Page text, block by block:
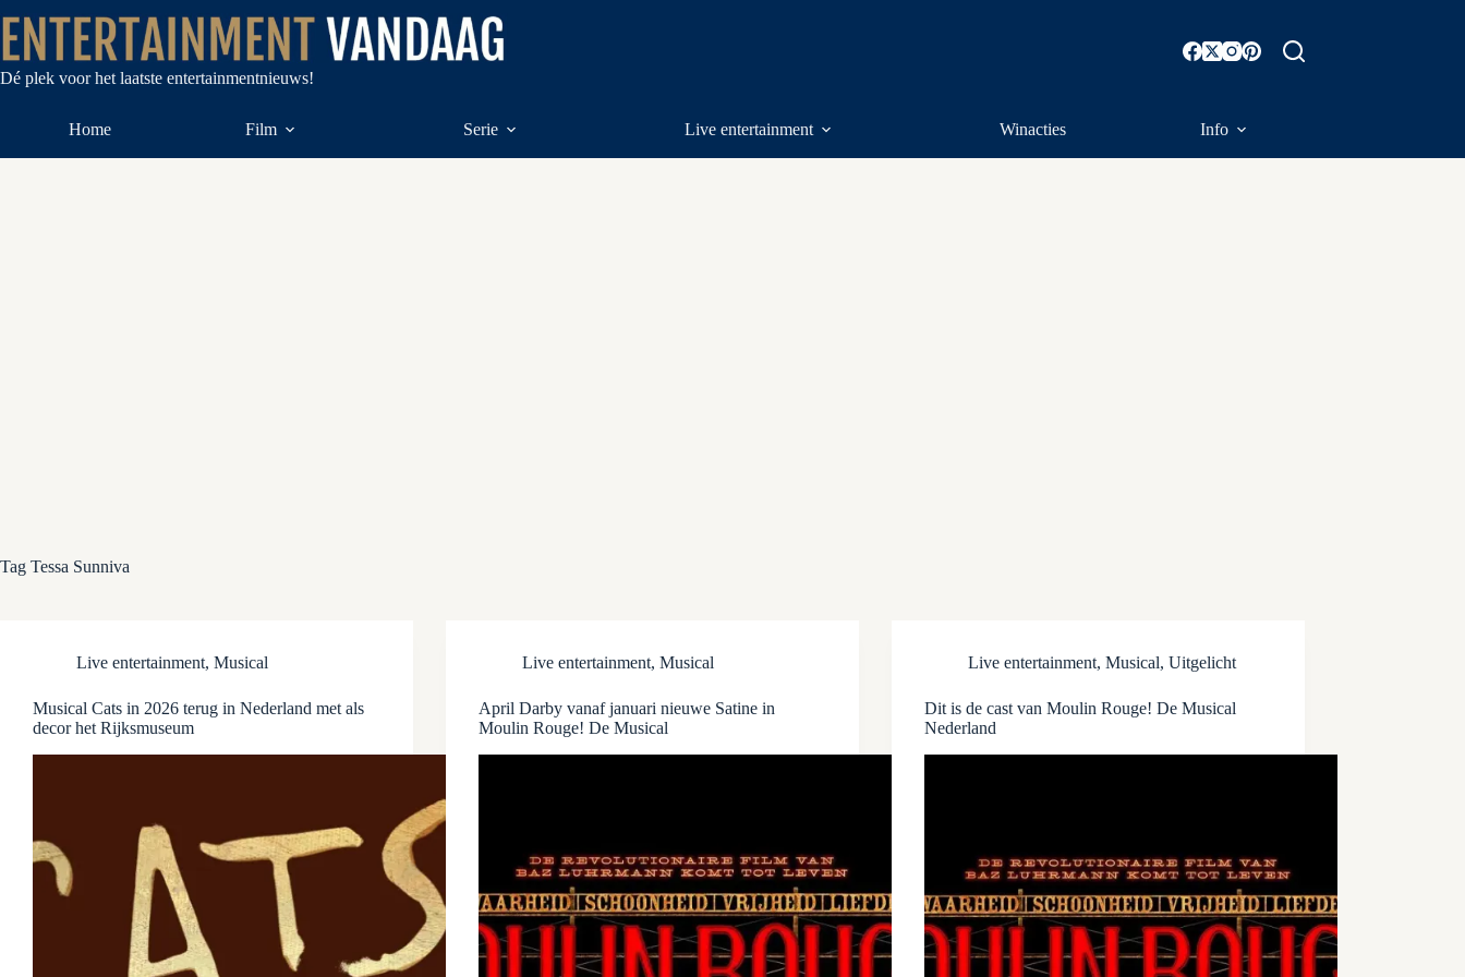
naar
de
inhoud
Dé plek voor het laatste entertainmentnieuws!
Home Film Serie Live entertainment Winacties Info
Tag Tessa Sunniva
Live entertainment, Musical
Musical Cats in 2026 terug in Nederland met als
decor het Rijksmuseum
Live entertainment, Musical
April Darby vanaf januari nieuwe Satine in
Moulin Rouge! De Musical
Live entertainment, Musical, Uitgelicht
Dit is de cast van Moulin Rouge! De Musical
Nederland